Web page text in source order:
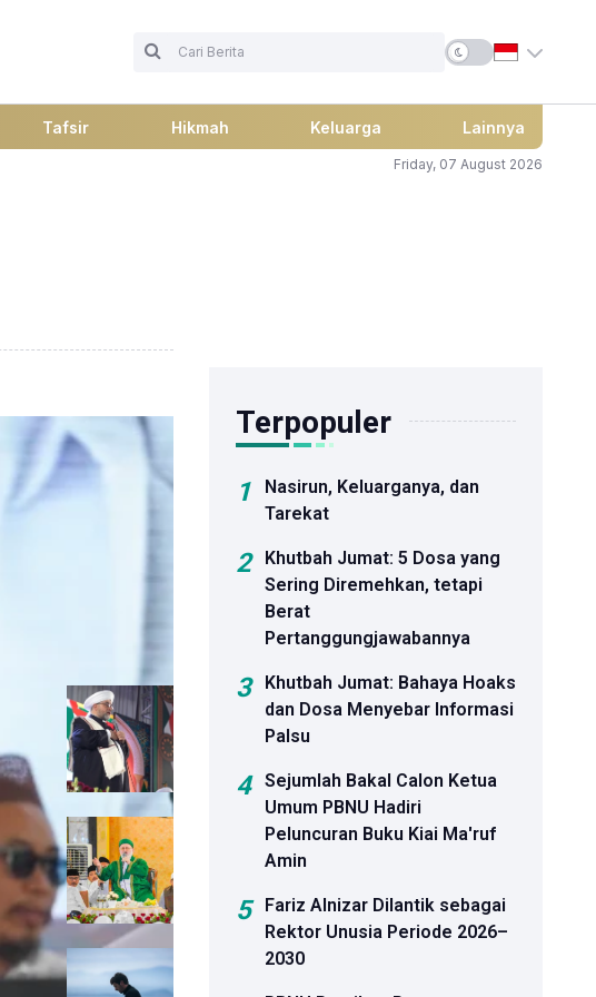
Tafsir Hikmah Keluarga Lainnya
Friday, 07 August 2026
Terpopuler
1
Nasirun, Keluarganya, dan
Tarekat
2
Khutbah Jumat: 5 Dosa yang
Sering Diremehkan, tetapi
Berat
Pertanggungjawabannya
3
Khutbah Jumat: Bahaya Hoaks
dan Dosa Menyebar Informasi
Palsu
4
Sejumlah Bakal Calon Ketua
Umum PBNU Hadiri
Peluncuran Buku Kiai Ma'ruf
Amin
5
Fariz Alnizar Dilantik sebagai
Rektor Unusia Periode 2026–
2030